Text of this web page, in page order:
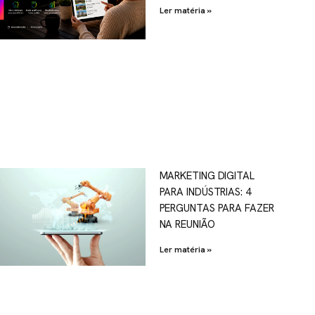
Ler matéria »
MARKETING DIGITAL
PARA INDÚSTRIAS: 4
PERGUNTAS PARA FAZER
NA REUNIÃO
Ler matéria »